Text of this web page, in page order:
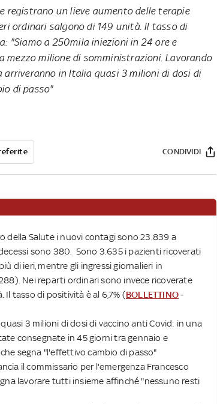
registrano un lieve aumento delle terapie
ordinari salgono di 149 unità. Il tasso di
"Siamo a 250mila iniezioni in 24 ore e
mezzo milione di somministrazioni. Lavorando
in Italia quasi 3 milioni di dosi di
di passo"
CONDIVIDI
Salute i nuovi contagi sono 23.839 a
sono 380. Sono 3.635 i pazienti ricoverati
di ieri, mentre gli ingressi giornalieri in
Nei reparti ordinari sono invece ricoverate
Il tasso di positività è al 6,7% (BOLLETTINO-
3 milioni di dosi di vaccino anti Covid: in una
consegnate in 45 giorni tra gennaio e
segna "l'effettivo cambio di passo"
il commissario per l'emergenza Francesco
lavorare tutti insieme affinché "nessuno resti